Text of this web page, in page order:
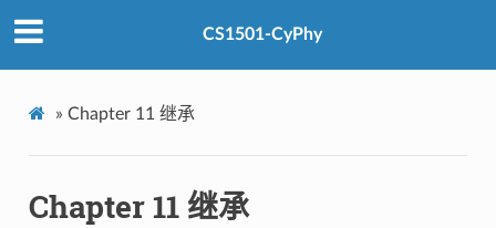
CS1501-CyPhy
» Chapter 11 继承
Chapter 11 继承